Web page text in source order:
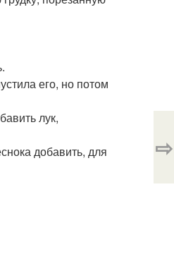
его, но потом
лук,
добавить, для
⇨